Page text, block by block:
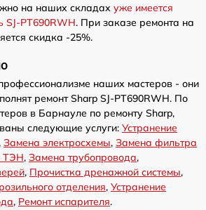
на наших складах уже имеется
SJ-PT690RWH. При заказе ремонта на
скидка -25%.
наших мастеров - они
ремонт Sharp SJ-PT690RWH. По
в Барнауле по ремонту Sharp,
следующие услуги: Устранение
, Замена электросхемы, Замена фильтра
ТЭН, Замена трубопровода,
, Прочистка дренажной системы,
отделения, Устранение
, Ремонт испарителя.